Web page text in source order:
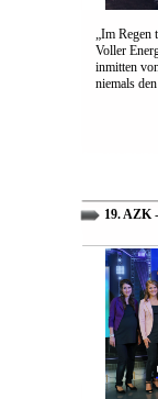
„Im Regen
Voller
inmitten
niemals
19. AZK-